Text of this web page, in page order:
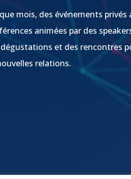
mois, des événements
animées par des
et des rencontres
relations.